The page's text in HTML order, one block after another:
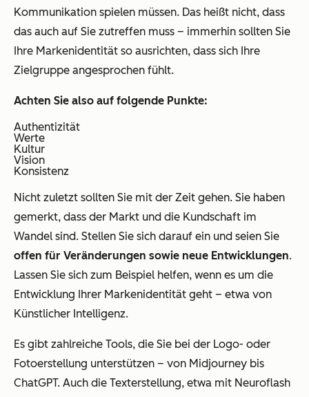
Kommunikation spielen müssen. Das heißt nicht, dass
das auch auf Sie zutreffen muss – immerhin sollten Sie
Ihre Markenidentität so ausrichten, dass sich Ihre
Zielgruppe angesprochen fühlt.
Achten Sie also auf folgende Punkte:
Authentizität
Werte
Kultur
Vision
Konsistenz
Nicht zuletzt sollten Sie mit der Zeit gehen. Sie haben
gemerkt, dass der Markt und die Kundschaft im
Wandel sind. Stellen Sie sich darauf ein und seien Sie
offen für Veränderungen sowie neue Entwicklungen.
Lassen Sie sich zum Beispiel helfen, wenn es um die
Entwicklung Ihrer Markenidentität geht – etwa von
Künstlicher Intelligenz.
Es gibt zahlreiche Tools, die Sie bei der Logo- oder
Fotoerstellung unterstützen – von Midjourney bis
ChatGPT. Auch die Texterstellung, etwa mit Neuroflash